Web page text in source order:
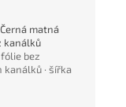
matná
kanálků
bez
kanálků · šířka